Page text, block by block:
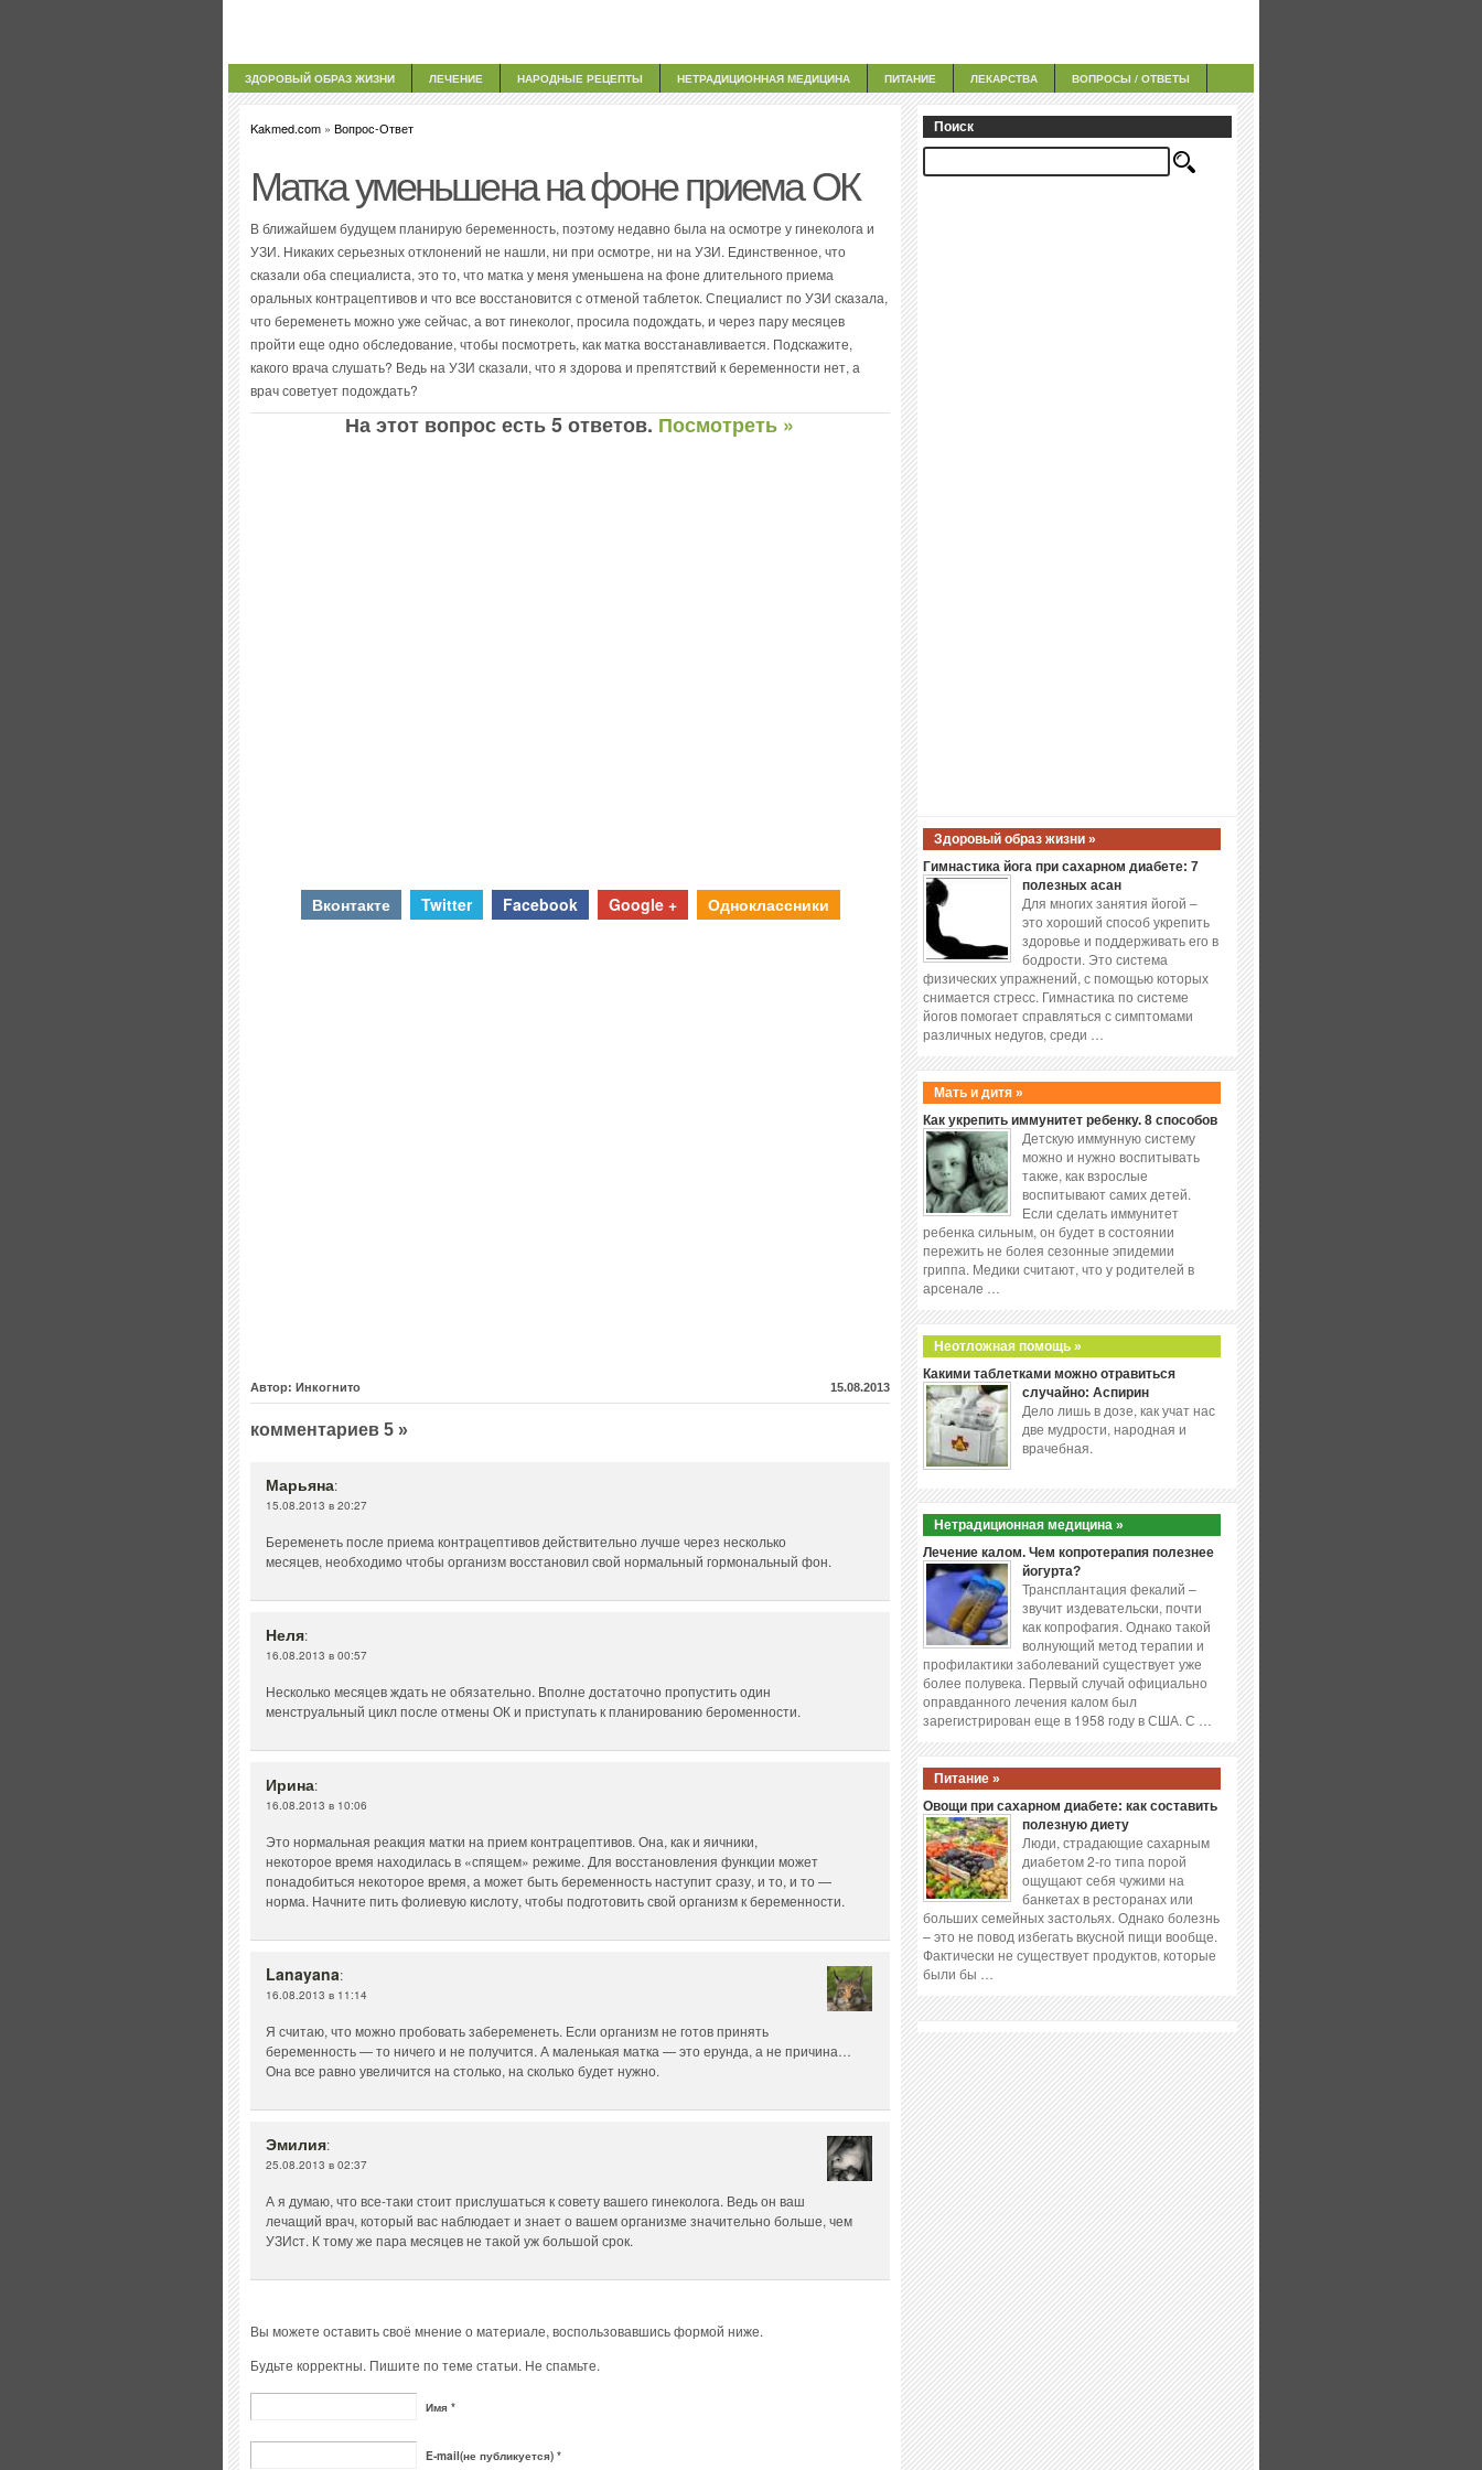
ЗДОРОВЫЙ ОБРАЗ ЖИЗНИ ЛЕЧЕНИЕ НАРОДНЫЕ РЕЦЕПТЫ НЕТРАДИЦИОННАЯ МЕДИЦИНА ПИТАНИЕ ЛЕКАРСТВА ВОПРОСЫ / ОТВЕТЫ
Kakmed.com » Вопрос-Ответ
Матка уменьшена на фоне приема ОК
В ближайшем будущем планирую беременность, поэтому недавно была на осмотре у гинеколога и
УЗИ. Никаких серьезных отклонений не нашли, ни при осмотре, ни на УЗИ. Единственное, что
сказали оба специалиста, это то, что матка у меня уменьшена на фоне длительного приема
оральных контрацептивов и что все восстановится с отменой таблеток. Специалист по УЗИ сказала,
что беременеть можно уже сейчас, а вот гинеколог, просила подождать, и через пару месяцев
пройти еще одно обследование, чтобы посмотреть, как матка восстанавливается. Подскажите,
какого врача слушать? Ведь на УЗИ сказали, что я здорова и препятствий к беременности нет, а
врач советует подождать?
На этот вопрос есть 5 ответов. Посмотреть »
Вконтакте Twitter Facebook Google + Одноклассники
Автор: Инкогнито 15.08.2013
комментариев 5 »
Марьяна:
15.08.2013 в 20:27
Беременеть после приема контрацептивов действительно лучше через несколько
месяцев, необходимо чтобы организм восстановил свой нормальный гормональный фон.
Неля:
16.08.2013 в 00:57
Несколько месяцев ждать не обязательно. Вполне достаточно пропустить один
менструальный цикл после отмены ОК и приступать к планированию бероменности.
Ирина:
16.08.2013 в 10:06
Это нормальная реакция матки на прием контрацептивов. Она, как и яичники,
некоторое время находилась в «спящем» режиме. Для восстановления функции может
понадобиться некоторое время, а может быть беременность наступит сразу, и то, и то —
норма. Начните пить фолиевую кислоту, чтобы подготовить свой организм к беременности.
Lanayana:
16.08.2013 в 11:14
Я считаю, что можно пробовать забеременеть. Если организм не готов принять
беременность — то ничего и не получится. А маленькая матка — это ерунда, а не причина…
Она все равно увеличится на столько, на сколько будет нужно.
Эмилия:
25.08.2013 в 02:37
А я думаю, что все-таки стоит прислушаться к совету вашего гинеколога. Ведь он ваш
лечащий врач, который вас наблюдает и знает о вашем организме значительно больше, чем
УЗИст. К тому же пара месяцев не такой уж большой срок.
Вы можете оставить своё мнение о материале, воспользовавшись формой ниже.
Будьте корректны. Пишите по теме статьи. Не спамьте.
Имя *
E-mail(не публикуется) *
Поиск
Здоровый образ жизни »
Гимнастика йога при сахарном диабете: 7
полезных асан
Для многих занятия йогой –
это хороший способ укрепить
здоровье и поддерживать его в
бодрости. Это система
физических упражнений, с помощью которых
снимается стресс. Гимнастика по системе
йогов помогает справляться с симптомами
различных недугов, среди …
Мать и дитя »
Как укрепить иммунитет ребенку. 8 способов
Детскую иммунную систему
можно и нужно воспитывать
также, как взрослые
воспитывают самих детей.
Если сделать иммунитет
ребенка сильным, он будет в состоянии
пережить не болея сезонные эпидемии
гриппа. Медики считают, что у родителей в
арсенале …
Неотложная помощь »
Какими таблетками можно отравиться
случайно: Аспирин
Дело лишь в дозе, как учат нас
две мудрости, народная и
врачебная.
Нетрадиционная медицина »
Лечение калом. Чем копротерапия полезнее
йогурта?
Трансплантация фекалий –
звучит издевательски, почти
как копрофагия. Однако такой
волнующий метод терапии и
профилактики заболеваний существует уже
более полувека. Первый случай официально
оправданного лечения калом был
зарегистрирован еще в 1958 году в США. С …
Питание »
Овощи при сахарном диабете: как составить
полезную диету
Люди, страдающие сахарным
диабетом 2-го типа порой
ощущают себя чужими на
банкетах в ресторанах или
больших семейных застольях. Однако болезнь
– это не повод избегать вкусной пищи вообще.
Фактически не существует продуктов, которые
были бы …